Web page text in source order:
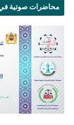
محاضرات صوتية